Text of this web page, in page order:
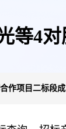
等4
作项目二标段